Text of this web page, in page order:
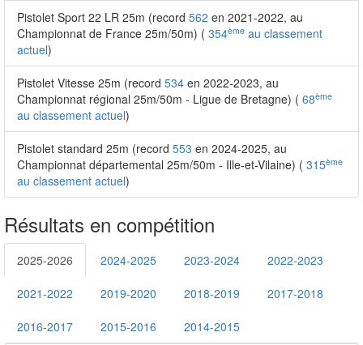
Pistolet Sport 22 LR 25m (record 562 en 2021-2022, au
Championnat de France 25m/50m) ( 354ème au classement
actuel)
Pistolet Vitesse 25m (record 534 en 2022-2023, au
Championnat régional 25m/50m - Ligue de Bretagne) ( 68ème
au classement actuel)
Pistolet standard 25m (record 553 en 2024-2025, au
Championnat départemental 25m/50m - Ille-et-Vilaine) ( 315ème
au classement actuel)
Résultats en compétition
2025-2026 2024-2025 2023-2024 2022-2023
2021-2022 2019-2020 2018-2019 2017-2018
2016-2017 2015-2016 2014-2015